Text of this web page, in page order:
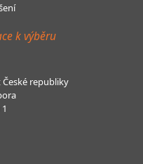
k výběru
republiky